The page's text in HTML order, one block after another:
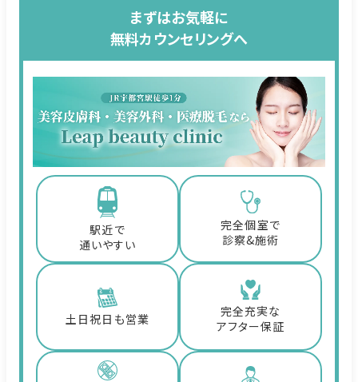
まずはお気軽に
無料カウンセリングへ
駅近で
通いやすい
完全個室で
診察&施術
土日祝日も営業
完全充実な
アフター保証